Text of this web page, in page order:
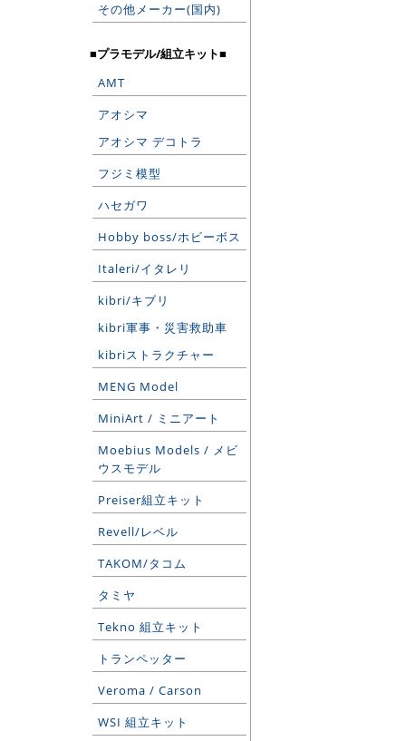
その他メーカー(国内)
■プラモデル/組立キット■
AMT
アオシマ
アオシマ デコトラ
フジミ模型
ハセガワ
Hobby boss/ホビーボス
Italeri/イタレリ
kibri/キブリ
kibri軍事・災害救助車
kibriストラクチャー
MENG Model
MiniArt / ミニアート
Moebius Models / メビ
ウスモデル
Preiser組立キット
Revell/レベル
TAKOM/タコム
タミヤ
Tekno 組立キット
トランペッター
Veroma / Carson
WSI 組立キット